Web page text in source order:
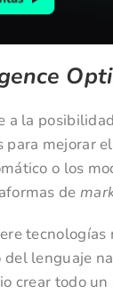
a la
para mejorar
o los
de
lenguaje
crear todo